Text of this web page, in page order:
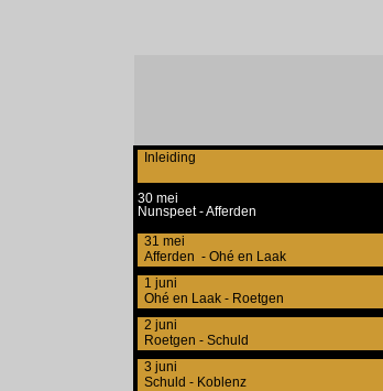
Inleiding
30 mei
Nunspeet - Afferden
31 mei
Afferden - Ohé en Laak
1 juni
Ohé en Laak - Roetgen
2 juni
Roetgen - Schuld
3 juni
Schuld - Koblenz